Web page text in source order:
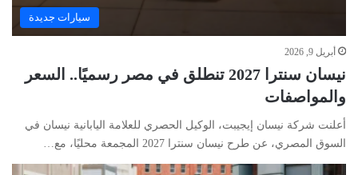
سيارات جديدة
أبريل 9, 2026
نيسان سنترا 2027 تنطلق في مصر رسميًا.. السعر
والمواصفات
أعلنت شركة نيسان إيجيبت، الوكيل الحصري للعلامة اليابانية نيسان في
السوق المصري، عن طرح نيسان سنترا 2027 المجمعة محليًا، مع…